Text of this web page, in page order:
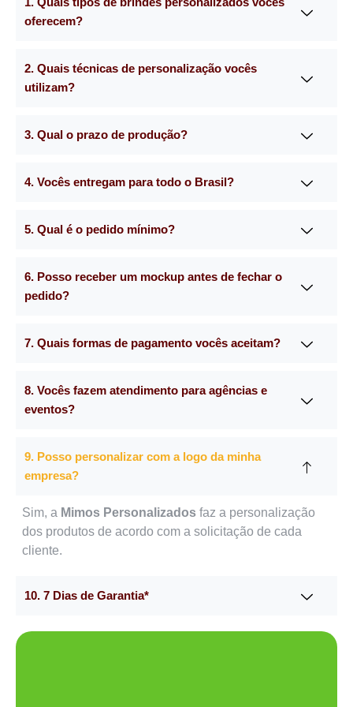
oferecem?
2. Quais técnicas de personalização vocês
utilizam?
3. Qual o prazo de produção?
4. Vocês entregam para todo o Brasil?
5. Qual é o pedido mínimo?
6. Posso receber um mockup antes de fechar o
pedido?
7. Quais formas de pagamento vocês aceitam?
8. Vocês fazem atendimento para agências e
eventos?
9. Posso personalizar com a logo da minha
empresa?
Sim, a Mimos Personalizados faz a personalização
dos produtos de acordo com a solicitação de cada
cliente.
10. 7 Dias de Garantia*